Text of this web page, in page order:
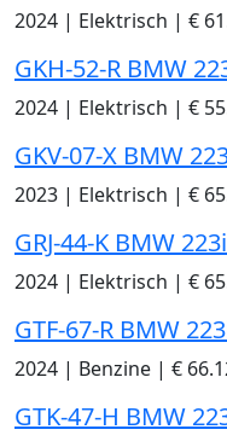
2024 | Elektrisch | €
GKH-52-R BMW
2024 | Elektrisch | €
GKV-07-X BMW
2023 | Elektrisch | €
GRJ-44-K BMW
2024 | Elektrisch | €
GTF-67-R BMW
2024 | Benzine | €
GTK-47-H BMW